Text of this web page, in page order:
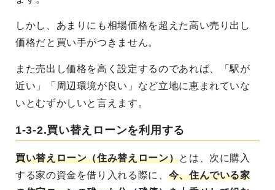
しかし、あまりにも相場価格を超えた高い売り出し
価格だと買い手がつきません。
また売出し価格を高く設定するのであれば、「駅が
近い」「周辺環境が良い」など立地に恵まれていな
いとむずかしいと言えます。
1-3-2.買い替えローンを利用する
買い替えローン（住み替えローン）とは、次に購入
する家の資金を借り入れる際に、 今、住んでいる家